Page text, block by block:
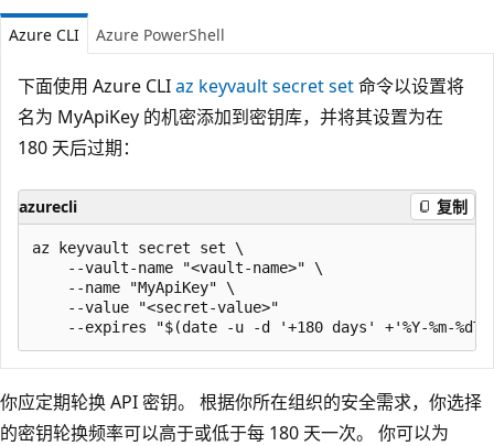
Azure CLI Azure PowerShell
下面使用 Azure CLIaz keyvault secret set命令以设置将
名为 MyApiKey 的机密添加到密钥库，并将其设置为在
180 天后过期：
azurecli 复制
az keyvault secret set \
    --vault-name "<vault-name>" \
    --name "MyApiKey" \
    --value "<secret-value>"
你应定期轮换 API 密钥。 根据你所在组织的安全需求，你选择
的密钥轮换频率可以高于或低于每 180 天一次。 你可以为